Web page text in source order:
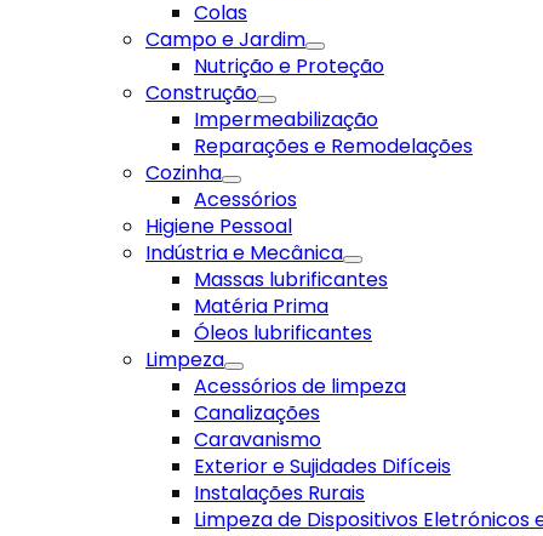
Colas
Campo e Jardim
Nutrição e Proteção
Construção
Impermeabilização
Reparações e Remodelações
Cozinha
Acessórios
Higiene Pessoal
Indústria e Mecânica
Massas lubrificantes
Matéria Prima
Óleos lubrificantes
Limpeza
Acessórios de limpeza
Canalizações
Caravanismo
Exterior e Sujidades Difíceis
Instalações Rurais
Limpeza de Dispositivos